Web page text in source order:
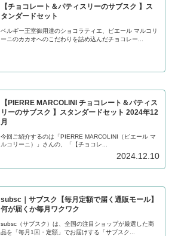
【チョコレート＆パティスリーのサブスク 】ス
タンダードセット
ベルギー王室御用達のショコラティエ、ピエール マルコリ
ーニのカカオへのこだわりを詰め込んだチョコレー...
【PIERRE MARCOLINI チョコレート＆パティス
リーのサブスク 】スタンダードセット 2024年12
月
今回ご紹介するのは「PIERRE MARCOLINI（ピエール マ
ルコリーニ）」さんの、「【チョコレ...
2024.12.10
subsc｜サブスク【毎月定額で届く通販モール】
何が届くか毎月ワクワク
subsc（サブスク）は、全国の注目ショップが厳選した商
品を「毎月1回・定額」でお届けする「サブスク...